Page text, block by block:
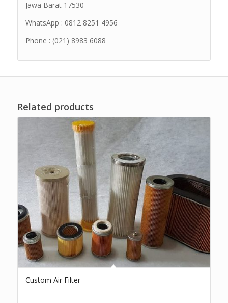
Jawa Barat 17530
WhatsApp : 0812 8251 4956
Phone : (021) 8983 6088
Related products
Custom Air Filter